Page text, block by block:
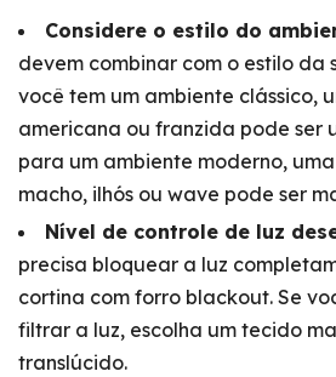
Considere o estilo do
devem combinar com o estilo da
você tem um ambiente clássico,
americana ou franzida pode ser
para um ambiente moderno,
macho, ilhós ou wave pode ser
Nível de controle de luz
precisa bloquear a luz
cortina com forro blackout. Se
filtrar a luz, escolha um tecido
translúcido.